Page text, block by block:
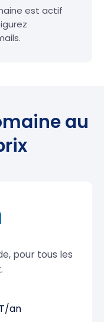
est actif
au
pour tous les
an